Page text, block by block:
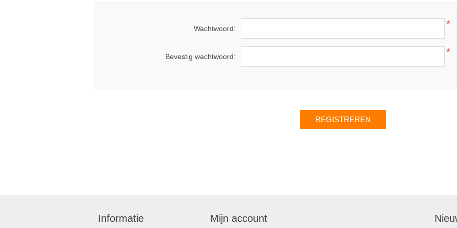
Wachtwoord: *
Bevestig wachtwoord: *
Informatie Mijn account